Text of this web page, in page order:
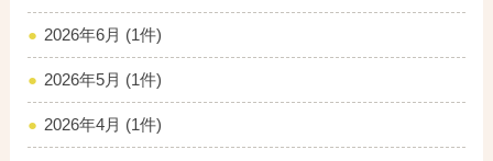
2026年6月 (1件)
2026年5月 (1件)
2026年4月 (1件)